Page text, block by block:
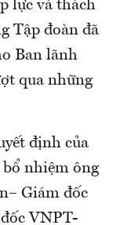
lực và thách
Tập đoàn đã
Ban lãnh
qua những
định của
bổ nhiệm ông
Giám đốc
VNPT-